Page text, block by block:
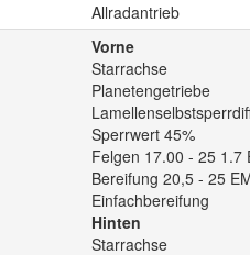
Allradantrieb
Vorne
Starrachse
Planetengetriebe
Sperrwert 45%
Felgen 17.00 - 25 1.7
Bereifung 20,5 - 25
Einfachbereifung
Hinten
Starrachse